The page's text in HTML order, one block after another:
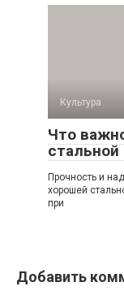
Культура
Что
Прочность и
хорошей
при
Добавить